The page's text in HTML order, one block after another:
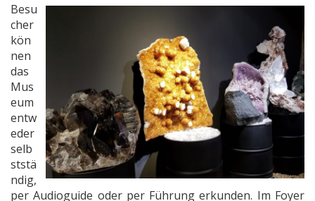
Besu
cher
kön
nen
das
Mus
eum
entw
eder
selb
ststä
ndig,
per Audioguide oder per Führung erkunden. Im Foyer